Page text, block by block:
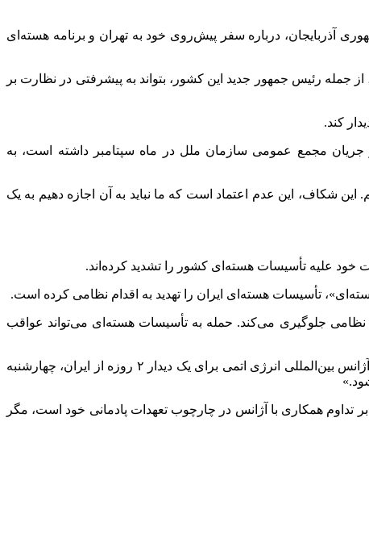
انرژی اتمی روز سه‌شنبه و در حاشیه نشست «کاپ ۲۹» در باکو، پایتخت جمهوری آذربایجان، درباره سفر پیش‌روی خود به تهران و برنامه هسته‌ای
جمله رئیس جمهور جدید این کشور، بتواند به پیشرفتی در نظارت بر
کند.
جریان مجمع عمومی سازمان ملل در ماه سپتامبر داشته است، به
شکاف، این عدم اعتماد است که ما نباید به آن اجازه دهیم به یک
تأسیسات هسته‌ای ایران را تهدید به اقدام نظامی کرده است.
نظامی جلوگیری می‌کند. حمله به تأسیسات هسته‌ای می‌تواند عواقب
«کاظم غریب‌آبادی»، معاون حقوقی و بین‌المللی وزیرخارجه درباره سفر آتی گروسی به ایران در پیامی در شبکه ایکس نوشت: «مدیرکل آژانس بین‌المللی انرژی اتمی برای یک دیدار ۲ روزه از ایران، چهارشنبه
تداوم همکاری با آژانس در چارچوب تعهدات پادمانی خود است، مگر